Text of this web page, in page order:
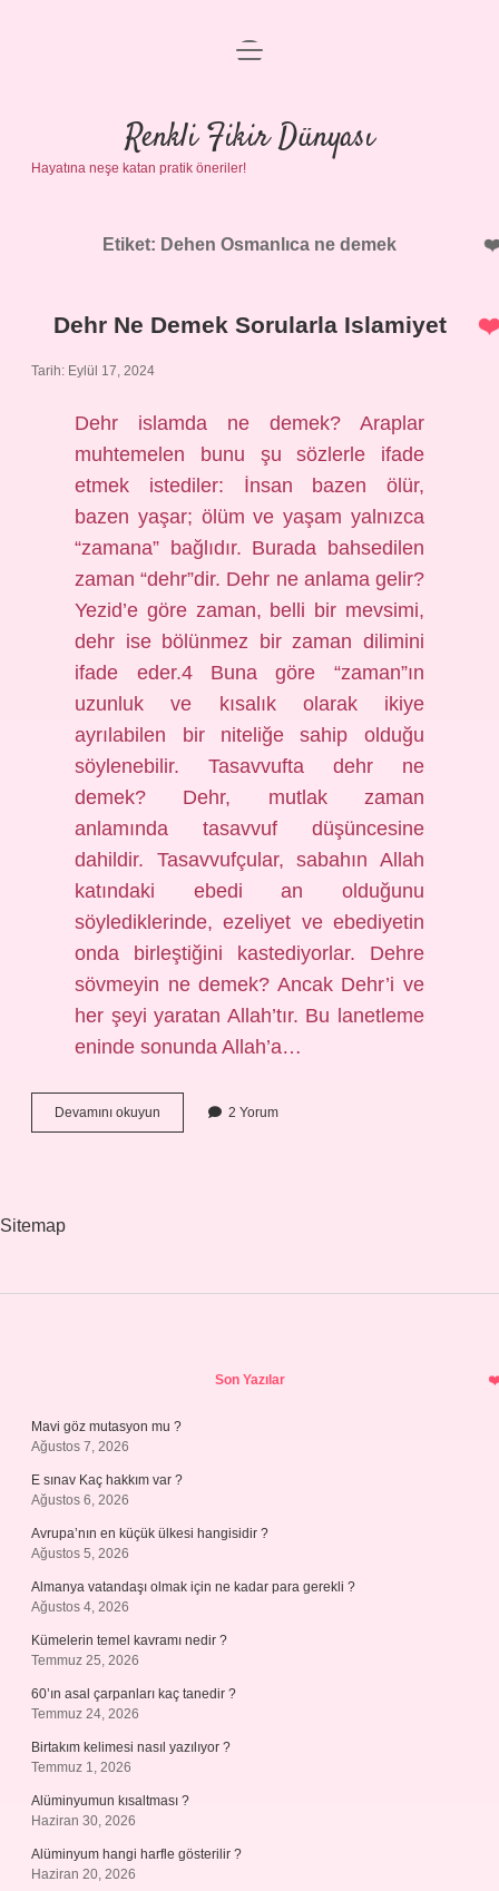
Anasayfa
Gizlilik Politikası
Yasal Uyarı
menüyü
Renkli Fikir Dünyası
Hayatına neşe katan pratik öneriler!
Etiket: Dehen Osmanlıca ne demek
Dehr Ne Demek Sorularla Islamiyet
Tarih: Eylül 17, 2024
Dehr islamda ne demek? Araplar
muhtemelen bunu şu sözlerle ifade
etmek istediler: İnsan bazen ölür,
bazen yaşar; ölüm ve yaşam yalnızca
“zamana” bağlıdır. Burada bahsedilen
zaman “dehr”dir. Dehr ne anlama gelir?
Yezid’e göre zaman, belli bir mevsimi,
dehr ise bölünmez bir zaman dilimini
ifade eder.4 Buna göre “zaman”ın
uzunluk ve kısalık olarak ikiye
ayrılabilen bir niteliğe sahip olduğu
söylenebilir. Tasavvufta dehr ne
demek? Dehr, mutlak zaman
anlamında tasavvuf düşüncesine
dahildir. Tasavvufçular, sabahın Allah
katındaki ebedi an olduğunu
söylediklerinde, ezeliyet ve ebediyetin
onda birleştiğini kastediyorlar. Dehre
sövmeyin ne demek? Ancak Dehr’i ve
her şeyi yaratan Allah’tır. Bu lanetleme
eninde sonunda Allah’a…
Devamını okuyun
Ne
2 Yorum
Sitemap
Son Yazılar
Mavi göz mutasyon mu ?
Ağustos 7, 2026
E sınav Kaç hakkım var ?
Ağustos 6, 2026
Avrupa’nın en küçük ülkesi hangisidir ?
Ağustos 5, 2026
Almanya vatandaşı olmak için ne kadar para gerekli ?
Ağustos 4, 2026
Kümelerin temel kavramı nedir ?
Temmuz 25, 2026
60’ın asal çarpanları kaç tanedir ?
Temmuz 24, 2026
Birtakım kelimesi nasıl yazılıyor ?
Temmuz 1, 2026
Alüminyumun kısaltması ?
Haziran 30, 2026
Alüminyum hangi harfle gösterilir ?
Haziran 20, 2026